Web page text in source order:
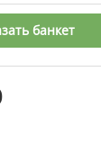
банкет